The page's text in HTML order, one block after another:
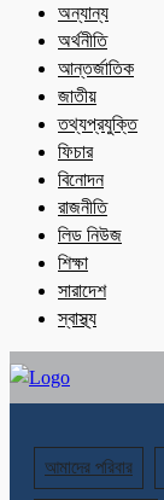
অন্যান্য
অর্থনীতি
আন্তর্জাতিক
জাতীয়
তথ্যপ্রযুক্তি
ফিচার
বিনোদন
রাজনীতি
লিড নিউজ
শিক্ষা
সারাদেশ
স্বাস্থ্য
আমাদের পরিবার